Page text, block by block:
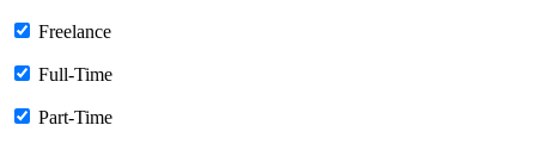
Freelance
Full-Time
Part-Time